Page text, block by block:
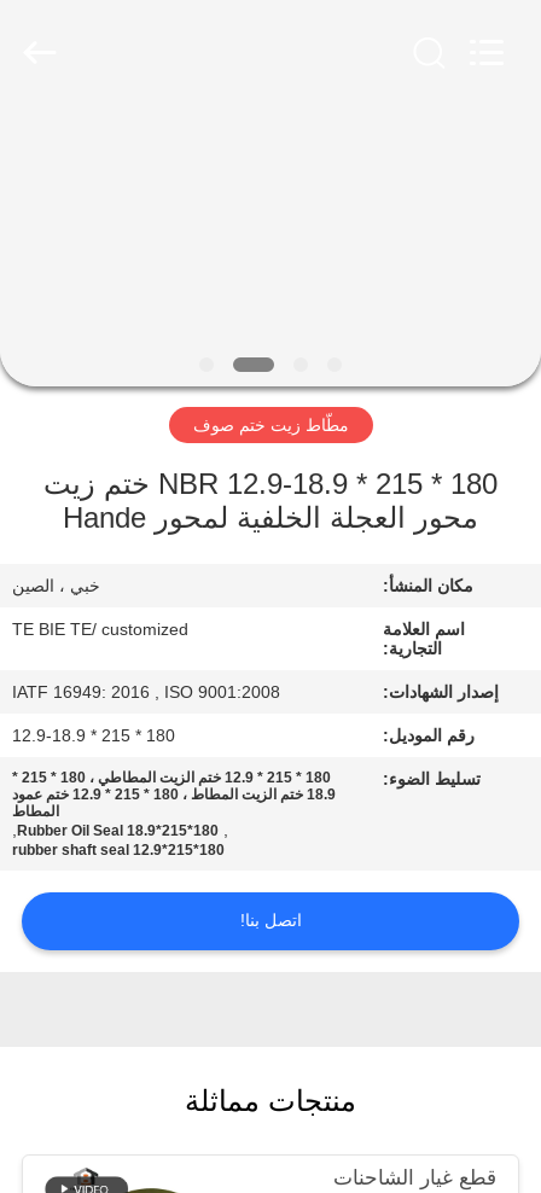
جولة
المعمل
الجودة
اتصل
أخبار
خريطة
مطّاط زيت ختم صوف
180 * 215 * 12.9-18.9 NBR ختم زيت
محور العجلة الخلفية لمحور Hande
مكان المنشأ: خبي ، الصين
اسم العلامة
التجارية:
TE BIE TE/ customized
إصدار الشهادات: IATF 16949: 2016 , ISO 9001:2008
رقم الموديل: 180 * 215 * 12.9-18.9
تسليط الضوء:
180 * 215 * 12.9 ختم الزيت المطاطي ، 180 * 215 *
18.9 ختم الزيت المطاط ، 180 * 215 * 12.9 ختم عمود
المطاط
,
180*215*18.9 Rubber Oil Seal
,
180*215*12.9 rubber shaft seal
اتصل بنا!
منتجات مماثلة
قطع غيار الشاحنات